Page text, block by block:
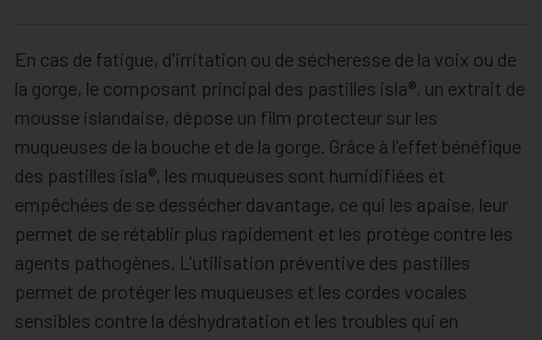
En cas de fatigue, d'irritation ou de sécheresse de la voix ou de
la gorge, le composant principal des pastilles isla®, un extrait de
mousse islandaise, dépose un film protecteur sur les
muqueuses de la bouche et de la gorge. Grâce à l'effet bénéfique
des pastilles isla®, les muqueuses sont humidifiées et
empêchées de se dessécher davantage, ce qui les apaise, leur
permet de se rétablir plus rapidement et les protège contre les
agents pathogènes. L'utilisation préventive des pastilles
permet de protéger les muqueuses et les cordes vocales
sensibles contre la déshydratation et les troubles qui en